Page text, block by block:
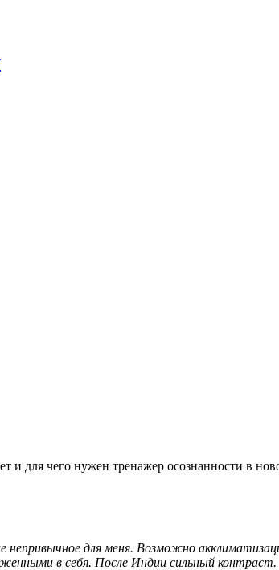
и для чего нужен тренажер осознанности в
непривычное для меня. Возможно
в себя. После Индии сильный контраст.